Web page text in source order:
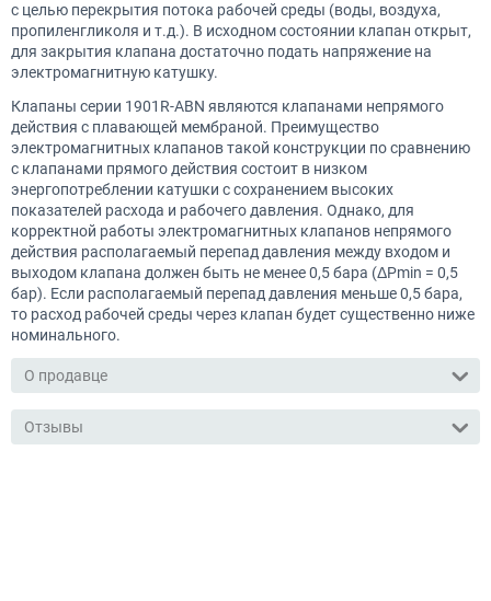
с целью перекрытия потока рабочей среды (воды, воздуха,
пропиленгликоля и т.д.). В исходном состоянии клапан открыт,
для закрытия клапана достаточно подать напряжение на
электромагнитную катушку.
Клапаны серии 1901R-ABN являются клапанами непрямого
действия с плавающей мембраной. Преимущество
электромагнитных клапанов такой конструкции по сравнению
с клапанами прямого действия состоит в низком
энергопотреблении катушки с сохранением высоких
показателей расхода и рабочего давления. Однако, для
корректной работы электромагнитных клапанов непрямого
действия располагаемый перепад давления между входом и
выходом клапана должен быть не менее 0,5 бара (ΔPmin = 0,5
бар). Если располагаемый перепад давления меньше 0,5 бара,
то расход рабочей среды через клапан будет существенно ниже
номинального.
О продавце
Отзывы